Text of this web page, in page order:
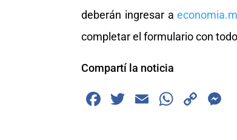
deberán ingresar a
completar el formulario con
Compartí la noticia
F
T
E
W
C